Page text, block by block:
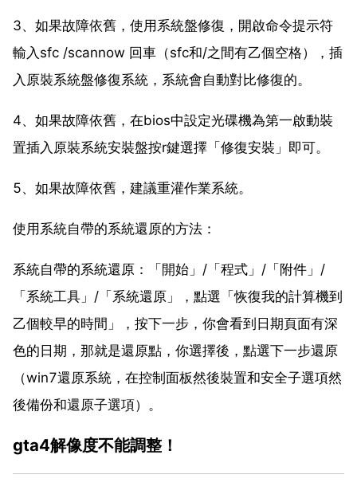
3、如果故障依舊，使用系統盤修復，開啟命令提示符
輸入sfc /scannow 回車（sfc和/之間有乙個空格），插
入原裝系統盤修復系統，系統會自動對比修復的。
4、如果故障依舊，在bios中設定光碟機為第一啟動裝
置插入原裝系統安裝盤按r鍵選擇「修復安裝」即可。
5、如果故障依舊，建議重灌作業系統。
使用系統自帶的系統還原的方法：
系統自帶的系統還原：「開始」/「程式」/「附件」/
「系統工具」/「系統還原」，點選「恢復我的計算機到
乙個較早的時間」，按下一步，你會看到日期頁面有深
色的日期，那就是還原點，你選擇後，點選下一步還原
（win7還原系統，在控制面板然後裝置和安全子選項然
後備份和還原子選項）。
gta4解像度不能調整！